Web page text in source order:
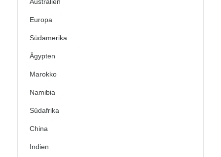
Australien
Europa
Südamerika
Ägypten
Marokko
Namibia
Südafrika
China
Indien